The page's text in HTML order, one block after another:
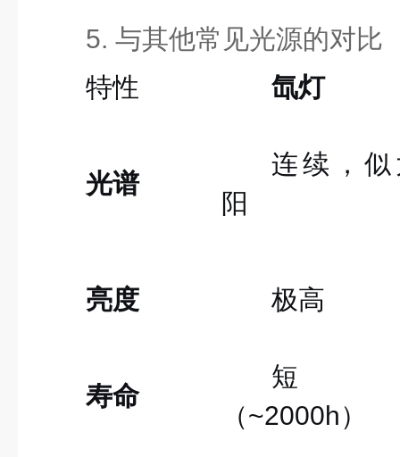
5. 与其他常见光源的对比
特性
氙灯
光谱
连续，似
阳
亮度 极高
寿命
短
（~2000h）